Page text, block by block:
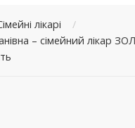
лікарі
/
– сімейний лікар